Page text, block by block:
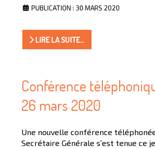
PUBLICATION : 30 MARS 2020
LIRE LA SUITE...
Conférence
26 mars 2020
Une nouvelle conférence
Secrétaire Générale s’est tenue ce